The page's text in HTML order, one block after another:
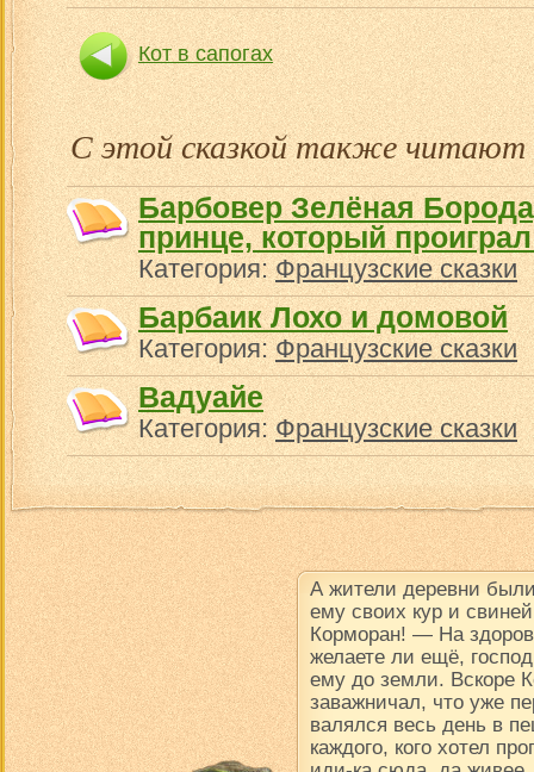
Кот в сапогах
С этой сказкой также читают
Барбовер Зелёная
принце, который
Категория:Французские сказки
Барбаик Лохо и домовой
Категория:Французские сказки
Вадуайе
Категория:Французские сказки
А жители деревни
ему своих кур и
Корморан! — На
желаете ли ещё,
ему до земли. Вскоре
заважничал, что уже
валялся весь день в
каждого, кого хотел